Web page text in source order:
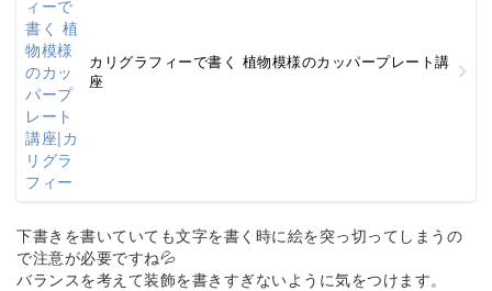
カリグラフィーで書く 植物模様のカッパープレート講
座
下書きを書いていても文字を書く時に絵を突っ切ってしまうの
で注意が必要ですね💦
バランスを考えて装飾を書きすぎないように気をつけます。